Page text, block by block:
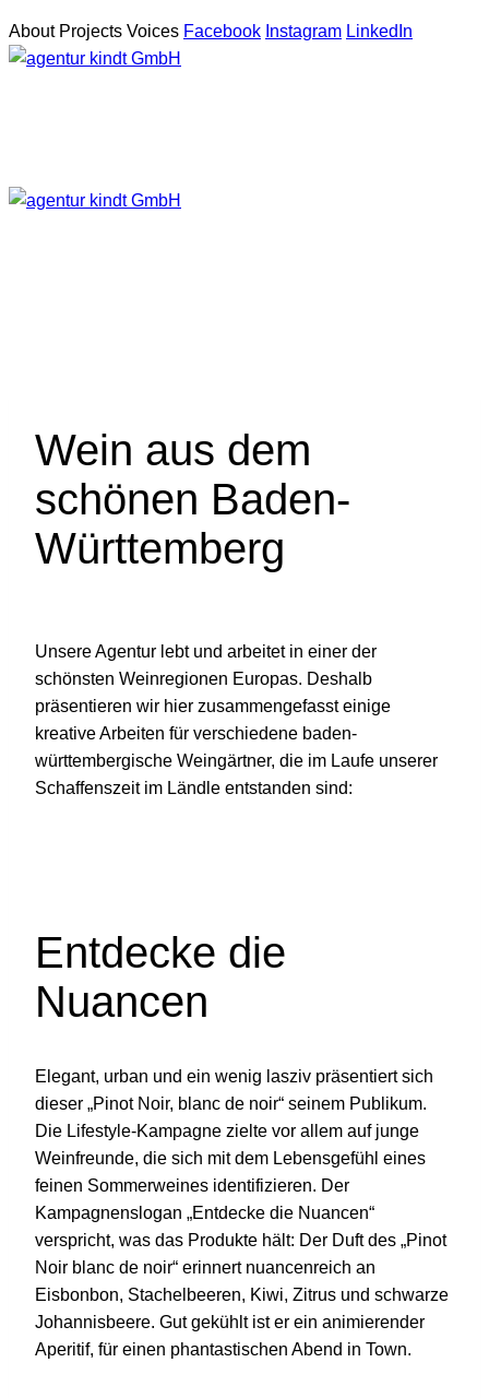
About Projects Voices Facebook Instagram LinkedIn
Zum
Wein aus dem
schönen Baden-
Württemberg
Unsere Agentur lebt und arbeitet in einer der
schönsten Weinregionen Europas. Deshalb
präsentieren wir hier zusammengefasst einige
kreative Arbeiten für verschiedene baden-
württembergische Weingärtner, die im Laufe unserer
Schaffenszeit im Ländle entstanden sind:
Entdecke die
Nuancen
Elegant, urban und ein wenig lasziv präsentiert sich
dieser „Pinot Noir, blanc de noir“ seinem Publikum.
Die Lifestyle-Kampagne zielte vor allem auf junge
Weinfreunde, die sich mit dem Lebensgefühl eines
feinen Sommerweines identifizieren. Der
Kampagnenslogan „Entdecke die Nuancen“
verspricht, was das Produkte hält: Der Duft des „Pinot
Noir blanc de noir“ erinnert nuancenreich an
Eisbonbon, Stachelbeeren, Kiwi, Zitrus und schwarze
Johannisbeere. Gut gekühlt ist er ein animierender
Aperitif, für einen phantastischen Abend in Town.